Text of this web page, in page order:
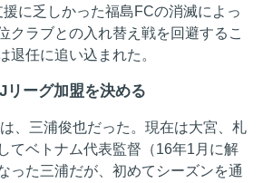
に乏しかった福島FCの消滅によっ
クラブとの入れ替え戦を回避するこ
退任に追い込まれた。
リーグ加盟を決める
、三浦俊也だった。現在は大宮、札
てベトナム代表監督（16年1月に解
った三浦だが、初めてシーズンを通